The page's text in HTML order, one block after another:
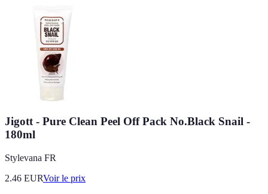
Jigott - Pure Clean Peel Off Pack No.Black Snail -
180ml
Stylevana FR
2.46 EURVoir le prix